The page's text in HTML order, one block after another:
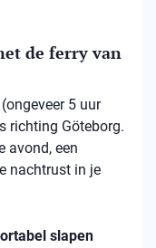
de ferry van
5 uur
richting Göteborg.
avond, een
nachtrust in je
slapen